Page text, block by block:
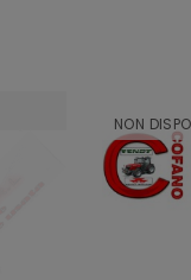
NON